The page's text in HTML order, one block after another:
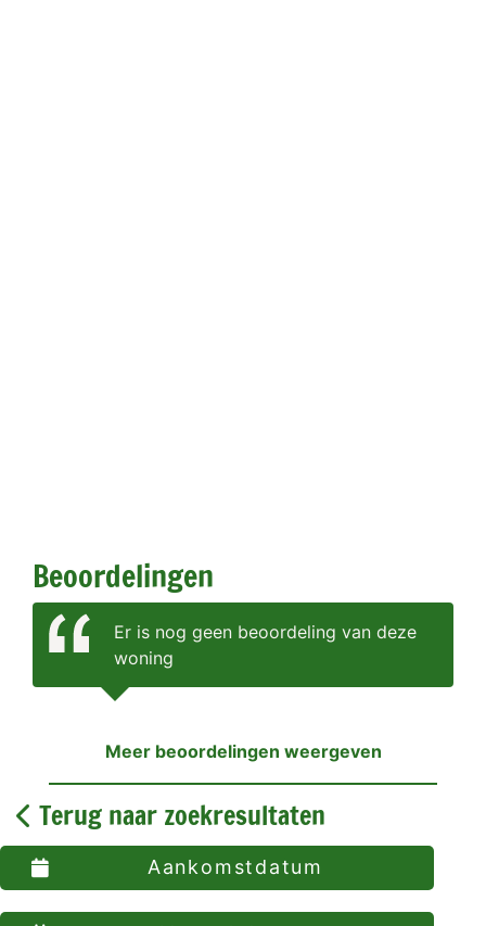
Beoordelingen
Er is nog geen beoordeling van deze
woning
Meer beoordelingen weergeven
Terug naar zoekresultaten
Aankomstdatum